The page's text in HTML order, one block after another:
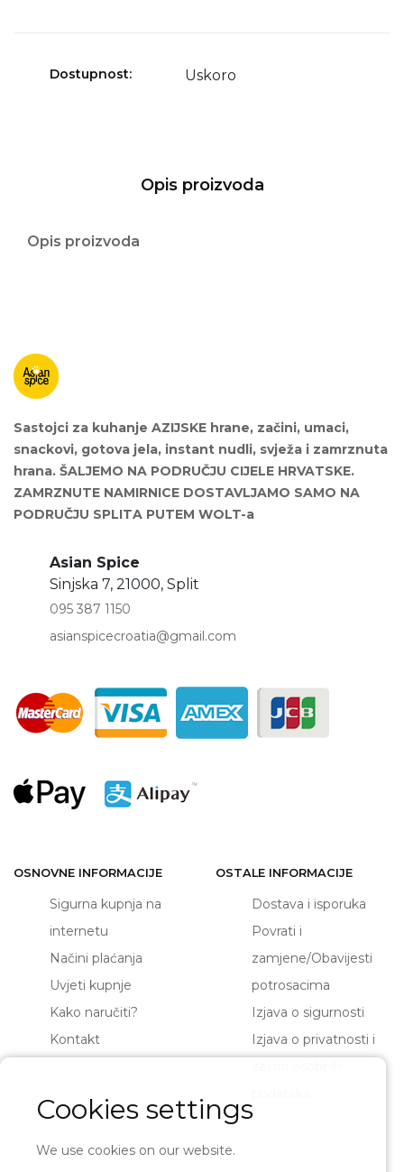
Cookies settings
We use cookies on our website.
Dostupnost: Uskoro
Opis proizvoda
Opis proizvoda
Sastojci za kuhanje AZIJSKE hrane, začini, umaci,
snackovi, gotova jela, instant nudli, svježa i zamrznuta
hrana. ŠALJEMO NA PODRUČJU CIJELE HRVATSKE.
ZAMRZNUTE NAMIRNICE DOSTAVLJAMO SAMO NA
PODRUČJU SPLITA PUTEM WOLT-a
Asian Spice
Sinjska 7, 21000, Split
095 387 1150
asianspicecroatia@gmail.com
OSNOVNE INFORMACIJE
Sigurna kupnja na
internetu
Načini plaćanja
Uvjeti kupnje
Kako naručiti?
Kontakt
OSTALE INFORMACIJE
Dostava i isporuka
Povrati i
zamjene/Obavijesti
potrosacima
Izjava o sigurnosti
Izjava o privatnosti i